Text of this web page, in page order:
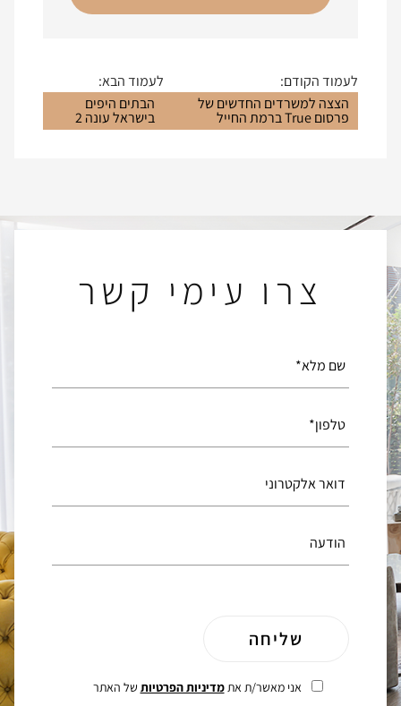
לעמוד הקודם:
הצצה למשרדים החדשים של
פרסום True ברמת החייל
לעמוד הבא:
הבתים היפים
בישראל עונה 2
צרו עימי קשר
אני מאשר/ת אתמדיניות הפרטיות של האתר